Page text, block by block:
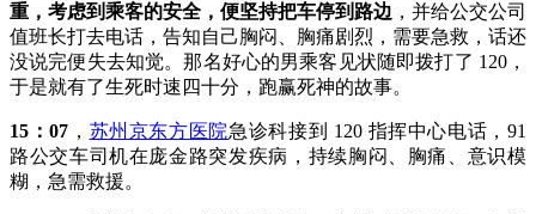
重，考虑到乘客的安全，便坚持把车停到路边 ，并给公交公司
值班长打去电话，告知自己胸闷、胸痛剧烈，需要急救，话还
没说完便失去知觉。那名好心的男乘客见状随即拨打了 120，
于是就有了生死时速四十分，跑赢死神的故事。
15：07 ， 苏州京东方医院急诊科接到 120 指挥中心电话，91
路公交车司机在庞金路突发疾病，持续胸闷、胸痛、意识模
糊，急需救援。